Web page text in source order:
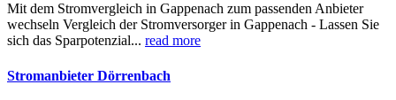
Mit dem Stromvergleich in Gappenach zum passenden Anbieter
wechseln Vergleich der Stromversorger in Gappenach - Lassen Sie
sich das Sparpotenzial... read more
Stromanbieter Dörrenbach